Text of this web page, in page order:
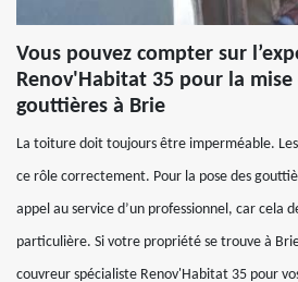
Vous pouvez compter sur
Renov'Habitat 35 pour la mise
gouttières à Brie
La toiture doit toujours être imperméable.
ce rôle correctement. Pour la pose des
appel au service d’un professionnel, car cela
particulière. Si votre propriété se trouve à
couvreur spécialiste Renov'Habitat 35 pour